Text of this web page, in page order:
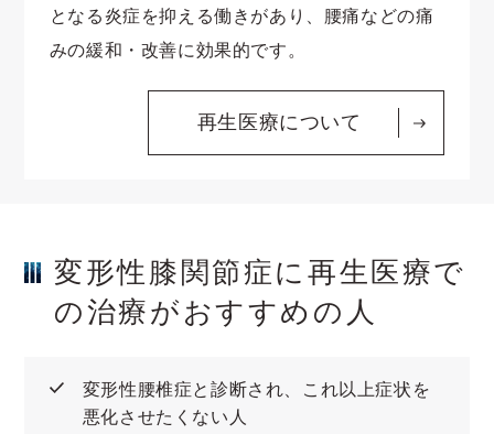
となる炎症を抑える働きがあり、腰痛などの痛
みの緩和・改善に効果的です。
再生医療について
変形性膝関節症に再生医療で
の治療がおすすめの人
変形性腰椎症と診断され、これ以上症状を
悪化させたくない人